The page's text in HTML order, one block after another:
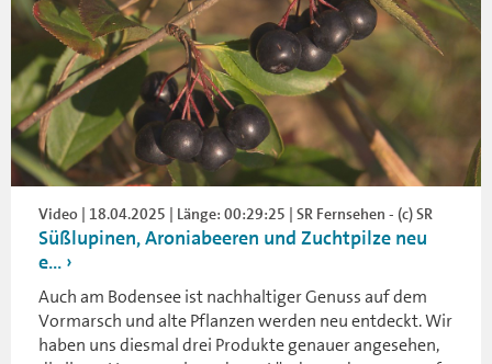
Video | 18.04.2025 | Länge: 00:29:25 | SR Fernsehen - (c) SR
Süßlupinen, Aroniabeeren und Zuchtpilze neu
e...
Auch am Bodensee ist nachhaltiger Genuss auf dem
Vormarsch und alte Pflanzen werden neu entdeckt. Wir
haben uns diesmal drei Produkte genauer angesehen,